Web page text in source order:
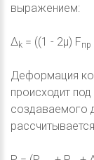
выражением:
Δk = ((1 - 2μ) Fпр
Деформация
происходит
создаваемого